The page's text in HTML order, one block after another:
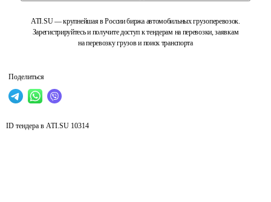
ATI.SU — крупнейшая в России биржа автомобильных грузоперевозок.
Зарегистрируйтесь и получите доступ к тендерам на перевозки, заявкам
на перевозку грузов и поиск транспорта
Поделиться
ID тендера в ATI.SU 10314